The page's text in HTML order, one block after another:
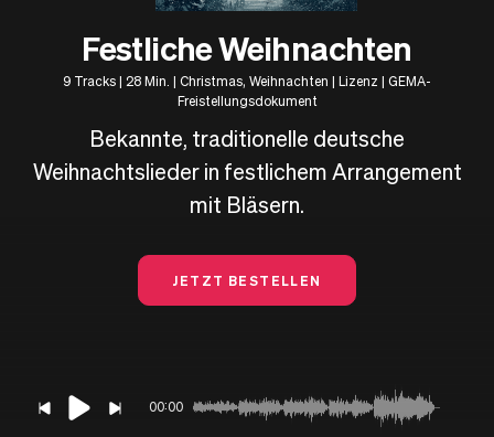
Festliche Weihnachten
9 Tracks | 28 Min. | Christmas, Weihnachten | Lizenz | GEMA-
Freistellungsdokument
Bekannte, traditionelle deutsche
Weihnachtslieder in festlichem Arrangement
mit Bläsern.
JETZT BESTELLEN
00:00